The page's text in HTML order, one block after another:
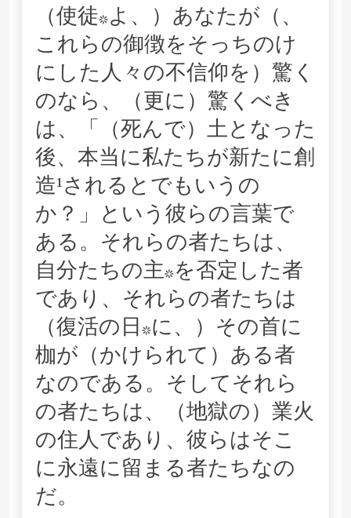
（使徒*よ、）あなたが（、
これらの御徴をそっちのけ
にした人々の不信仰を）驚く
のなら、（更に）驚くべき
は、「（死んで）土となった
後、本当に私たちが新たに創
造¹されるとでもいうの
か？」という彼らの言葉で
ある。それらの者たちは、
自分たちの主*を否定した者
であり、それらの者たちは
（復活の日*に、）その首に
枷が（かけられて）ある者
なのである。そしてそれら
の者たちは、（地獄の）業火
の住人であり、彼らはそこ
に永遠に留まる者たちなの
だ。